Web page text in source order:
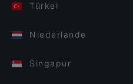
Türkei
Niederlande
Singapur